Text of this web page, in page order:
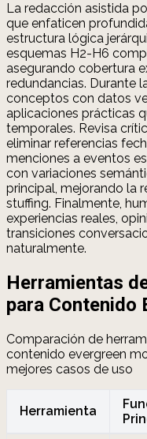
La redacción asistida
que enfaticen
estructura lógica
esquemas H2-H6
asegurando cobertura
redundancias. Durante
conceptos con datos
aplicaciones prácticas
temporales. Revisa
eliminar referencias
menciones a eventos
con variaciones
principal, mejorando la
stuffing. Finalmente,
experiencias reales,
transiciones
naturalmente.
Herramientas
para Contenido
Comparación de
contenido evergreen
mejores casos de uso
Herramienta